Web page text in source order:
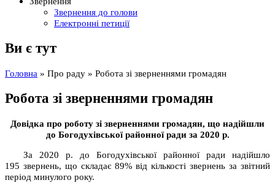
Звернення до голови
Електронні петиції
Ви є тут
Головна » Про раду » Робота зі зверненнями громадян
Робота зі зверненнями громадян
Довідка про роботу зі зверненнями громадян, що надійшли
до Богодухівської районної ради за 2020 р.
За 2020 р. до Богодухівської районної ради надійшло
195 звернень, що складає 89% від кількості звернень за звітний
період минулого року.